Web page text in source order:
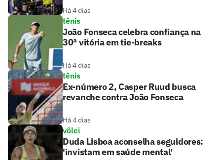
Há 4 dias
tênis
João Fonseca celebra confiança na
30ª vitória em tie-breaks
Há 4 dias
tênis
Ex-número 2, Casper Ruud busca
revanche contra João Fonseca
Há 4 dias
vôlei
Duda Lisboa aconselha seguidores:
'invistam em saúde mental'